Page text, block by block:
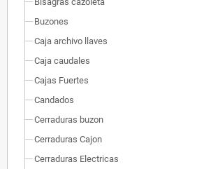
Buzones
Caja archivo llaves
Caja caudales
Cajas Fuertes
Candados
Cerraduras buzon
Cerraduras Cajon
Cerraduras Electricas